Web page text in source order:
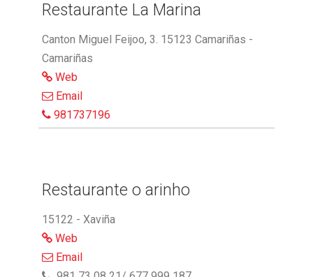
Restaurante La Marina
Canton Miguel Feijoo, 3. 15123 Camariñas -
Camariñas
Web
Email
981737196
Restaurante o arinho
15122 - Xaviña
Web
Email